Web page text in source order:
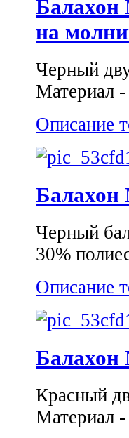
Балахон
на
Черный
Материал
Описание
Балахон
Черный
30%
Описание
Балахон
Красный
Материал